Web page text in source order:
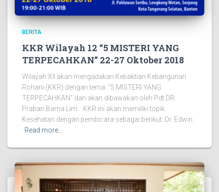
BERITA
KKR Wilayah 12 “5 MISTERI YANG
TERPECAHKAN” 22-27 Oktober 2018
Wilayah XII akan mengadakan Kebaktian Kebangunan
Rohani (KKR) dengan tema: “5 MISTERI YANG
TERPECAHKAN” dan akan dibawakan oleh Pdt.DR.
Praban Barna Lim. KKR ini akan memiliki topik
Kesehatan dengan pembicara sebagai berikut: Dr. Edwin
Read more…